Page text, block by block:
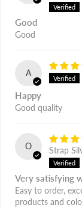
Good
Good
A
Happy
Good quality
O
Strap
Very satisfying
Easy to order,
products and